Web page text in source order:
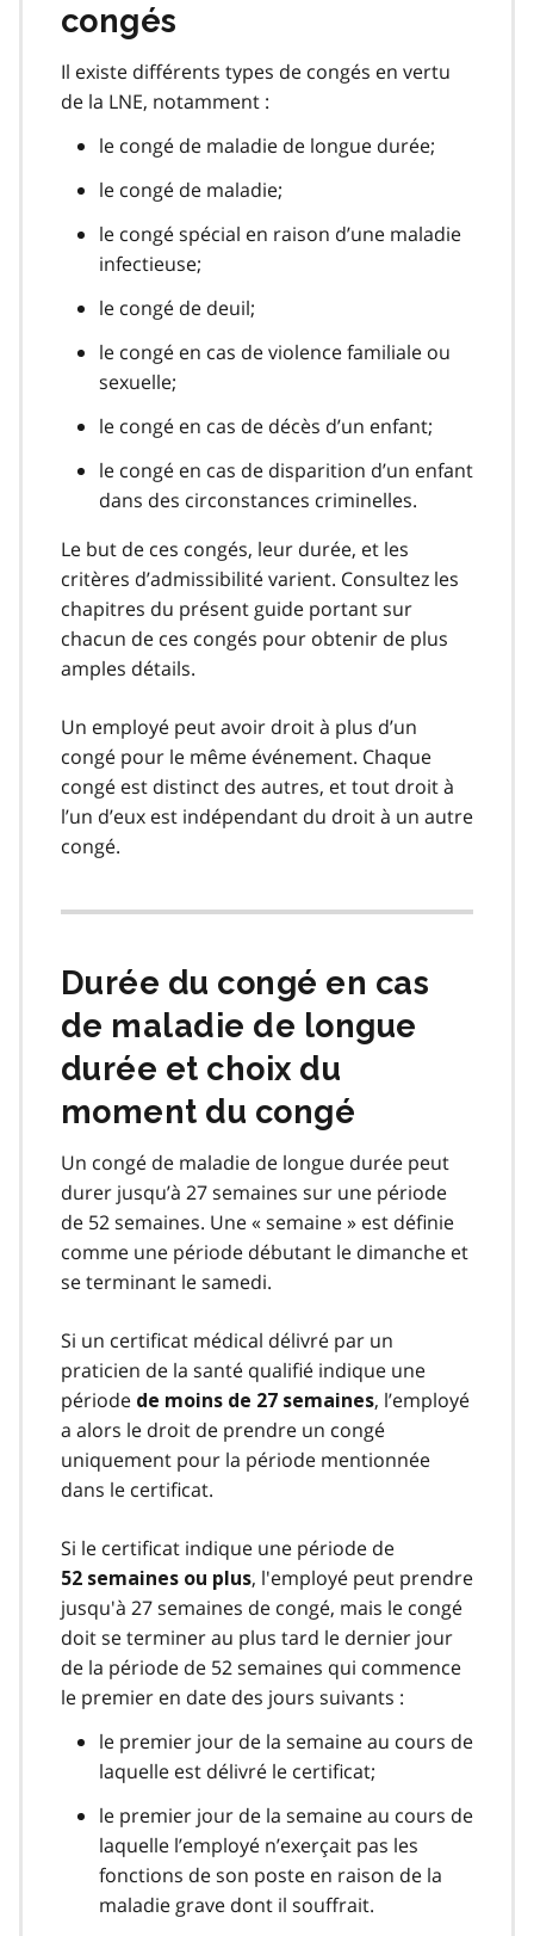
congés
Il existe différents types de congés en vertu
de la LNE, notamment :
le congé de maladie de longue durée;
le congé de maladie;
le congé spécial en raison d’une maladie
infectieuse;
le congé de deuil;
le congé en cas de violence familiale ou
sexuelle;
le congé en cas de décès d’un enfant;
le congé en cas de disparition d’un enfant
dans des circonstances criminelles.
Le but de ces congés, leur durée, et les
critères d’admissibilité varient. Consultez les
chapitres du présent guide portant sur
chacun de ces congés pour obtenir de plus
amples détails.
Un employé peut avoir droit à plus d’un
congé pour le même événement. Chaque
congé est distinct des autres, et tout droit à
l’un d’eux est indépendant du droit à un autre
congé.
Durée du congé en cas
de maladie de longue
durée et choix du
moment du congé
Un congé de maladie de longue durée peut
durer jusqu’à 27 semaines sur une période
de 52 semaines. Une « semaine » est définie
comme une période débutant le dimanche et
se terminant le samedi.
Si un certificat médical délivré par un
praticien de la santé qualifié indique une
période de moins de 27 semaines, l’employé
a alors le droit de prendre un congé
uniquement pour la période mentionnée
dans le certificat.
Si le certificat indique une période de
52 semaines ou plus, l'employé peut prendre
jusqu'à 27 semaines de congé, mais le congé
doit se terminer au plus tard le dernier jour
de la période de 52 semaines qui commence
le premier en date des jours suivants :
le premier jour de la semaine au cours de
laquelle est délivré le certificat;
le premier jour de la semaine au cours de
laquelle l’employé n’exerçait pas les
fonctions de son poste en raison de la
maladie grave dont il souffrait.